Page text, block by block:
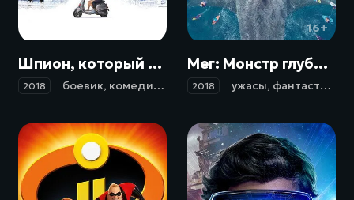
Шпион, который меня кинул / The Spy Who Dumped Me (2018)
2018 боевик, комедия , приключения
16+
Мег: Монстр глубины / The Meg (2018)
2018 ужасы, фантастика